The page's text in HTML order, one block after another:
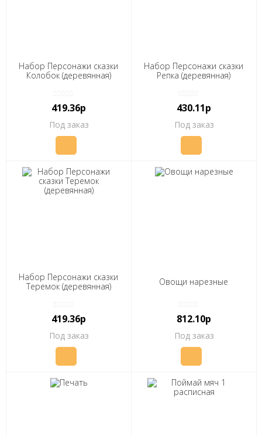
Набор Персонажи сказки
Колобок (деревянная)
419.36р
Под заказ
Набор Персонажи сказки
Репка (деревянная)
430.11р
Под заказ
Набор Персонажи сказки
Теремок (деревянная)
419.36р
Под заказ
Овощи нарезные
812.10р
Под заказ